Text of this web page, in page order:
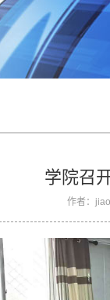
学院召
作者：